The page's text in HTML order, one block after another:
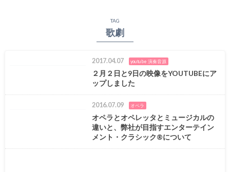
TAG
歌劇
2017.04.07 youtube 演奏音源
２月２日と9日の映像をYOUTUBEにア
ップしました
2016.07.09 オペラ
オペラとオペレッタとミュージカルの
違いと、弊社が目指すエンターテイン
メント・クラシック®について